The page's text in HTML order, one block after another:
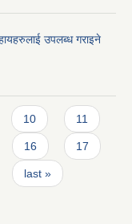
उपलब्ध गराइने
10 11
16 17
last »